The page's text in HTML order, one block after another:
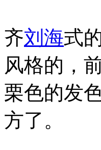
齐刘海式
风格的，
栗色的发
方了。